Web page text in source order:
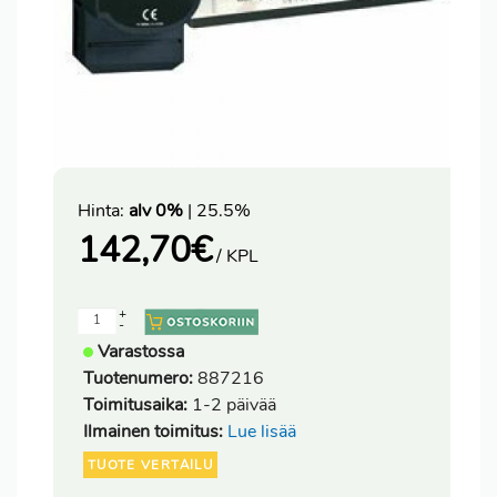
Hinta: alv 0% | 25.5%
142,70€/ KPL
-
+
Varastossa
Tuotenumero:887216
Toimitusaika: 1-2 päivää
Ilmainen toimitus: Lue lisää
TUOTE VERTAILU